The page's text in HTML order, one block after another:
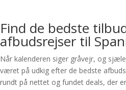
Find de bedste
afbudsrejser til
Når kalenderen siger gråvejr, og
været på udkig efter de bedste
rundt på nettet og fundet deals, der